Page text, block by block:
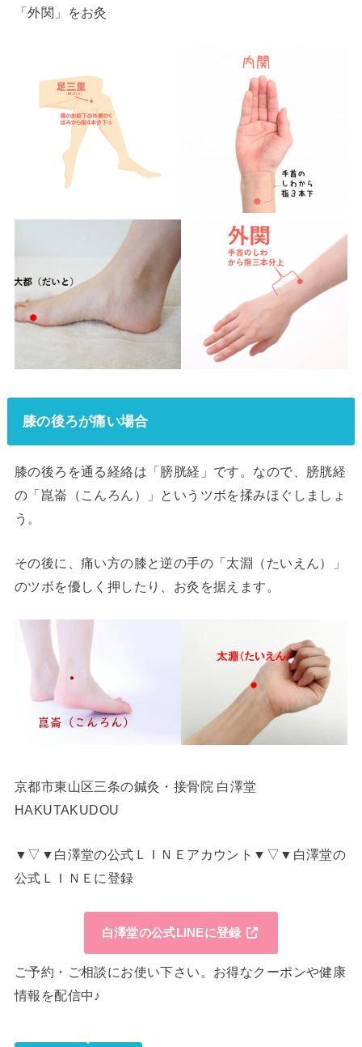
「外関」をお灸
膝の後ろが痛い場合
膝の後ろを通る経絡は「膀胱経」です。なので、膀胱経
の「崑崙（こんろん）」というツボを揉みほぐしましょ
う。
その後に、痛い方の膝と逆の手の「太淵（たいえん）」
のツボを優しく押したり、お灸を据えます。
京都市東山区三条の鍼灸・接骨院 白澤堂
HAKUTAKUDOU
▼▽▼白澤堂の公式ＬＩＮＥアカウント▼▽▼白澤堂の
公式ＬＩＮＥに登録
白澤堂の公式LINEに登録
ご予約・ご相談にお使い下さい。お得なクーポンや健康
情報を配信中♪